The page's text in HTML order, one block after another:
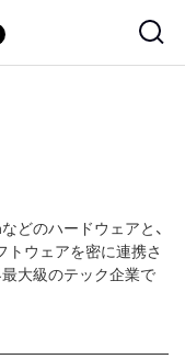
どのハードウェアと、
トウェアを密に連携さ
大級のテック企業で